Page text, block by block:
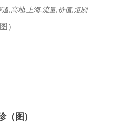
道,高地,上海,流量,价值,短剧
图）